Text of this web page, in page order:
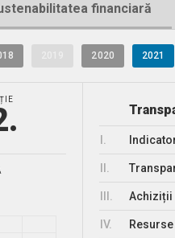
financiară
2020 2021
Achiziții
IV.